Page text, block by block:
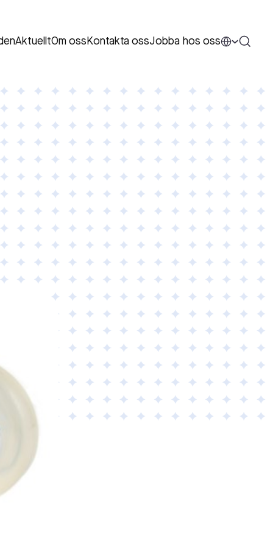
AktuelltOm oss Kontakta ossJobba hos oss